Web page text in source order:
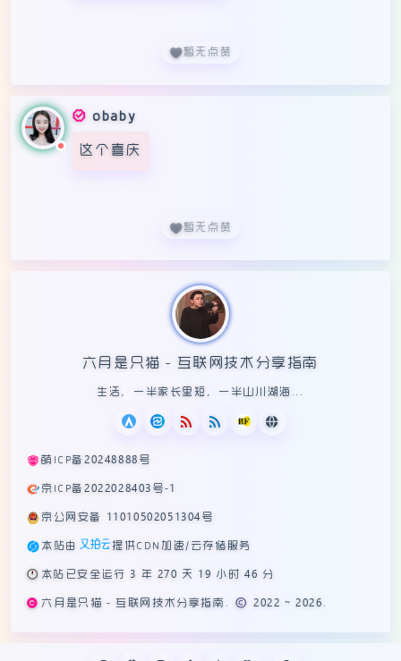
暂无点赞
obaby
这个喜庆
暂无点赞
六月是只猫 - 互联网技术分享指南
生活，一半家长里短，一半山川湖海...
萌ICP备20248888号
京ICP备2022028403号-1
京公网安备 11010502051304号
本站由 提供CDN加速/云存储服务
🕛 本站已安全运行 3 年 270 天 19 小时 46 分
六月是只猫 - 互联网技术分享指南. © 2022 ~ 2026.